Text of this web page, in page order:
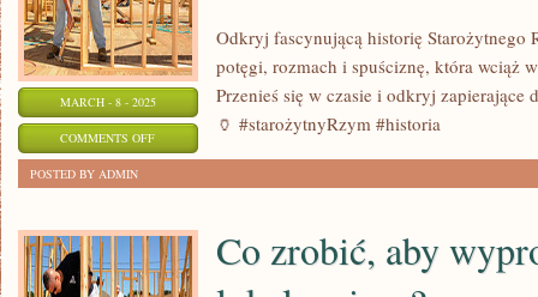
MARCH - 8 - 2025
COMMENTS OFFON
HISTORIĘ
STAROŻYTNEGO
RZYMU!
Odkryj fascynującą historię Starożytnego
potęgi, rozmach i spuściznę, która wciąż
Przenieś się w czasie i odkryj
🏺 #starożytnyRzym #historia
POSTED BY ADMIN
Co zrobić, aby